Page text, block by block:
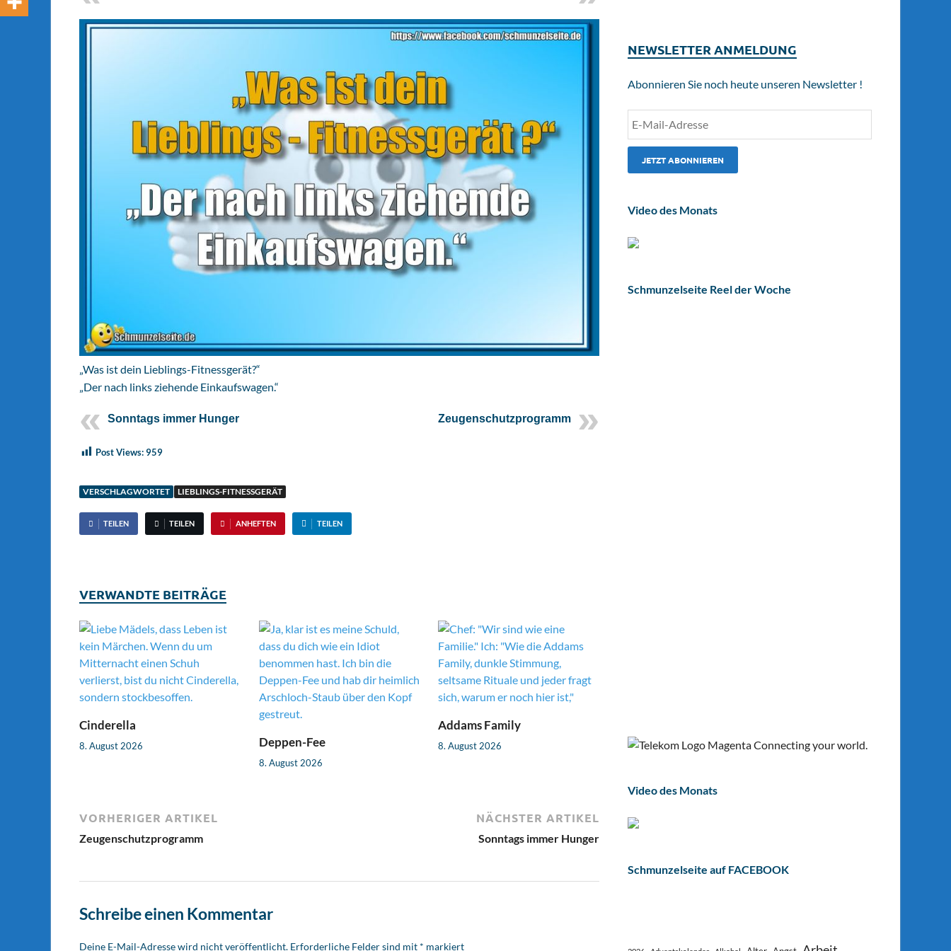
„Was ist dein Lieblings-Fitnessgerät?“
„Der nach links ziehende Einkaufswagen.“
Sonntags immer Hunger Zeugenschutzprogramm
Post Views:959
VERSCHLAGWORTET LIEBLINGS-FITNESSGERÄT
TEILEN TEILEN ANHEFTEN TEILEN
VERWANDTE BEITRÄGE
Cinderella
8. August 2026 Deppen-Fee
8. August 2026
Addams Family
8. August 2026
VORHERIGER ARTIKEL
Zeugenschutzprogramm
NÄCHSTER ARTIKEL
Sonntags immer Hunger
Schreibe einen Kommentar
Deine E-Mail-Adresse wird nicht veröffentlicht. Erforderliche Felder sind mit * markiert
NEWSLETTER ANMELDUNG
Abonnieren Sie noch heute unseren Newsletter !
Video des Monats
Schmunzelseite Reel der Woche
Video des Monats
Schmunzelseite auf FACEBOOK